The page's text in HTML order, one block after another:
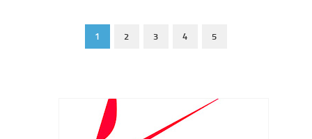
1 2 3 4 5